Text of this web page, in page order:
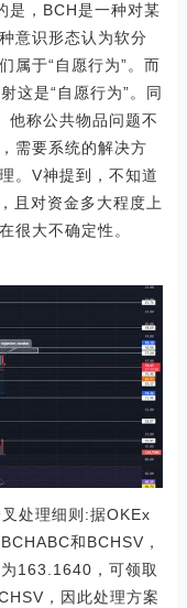
是，BCH是一种对某
意识形态认为软分
属于“自愿行为”。而
这是“自愿行为”。同
他称公共物品问题不
需要系统的解决方
。V神提到，不知道
且对资金多大程度上
很大不确定性。
处理细则:据OKEx
和BCHSV，
163.1640，可领取
，因此处理方案